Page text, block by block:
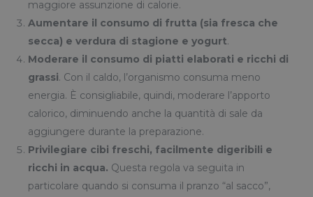
maggiore assunzione di calorie.
Aumentare il consumo di frutta (sia fresca che
secca) e verdura di stagione e yogurt.
Moderare il consumo di piatti elaborati e ricchi di
grassi. Con il caldo, l’organismo consuma meno
energia. È consigliabile, quindi, moderare l’apporto
calorico, diminuendo anche la quantità di sale da
aggiungere durante la preparazione.
Privilegiare cibi freschi, facilmente digeribili e
ricchi in acqua. Questa regola va seguita in
particolare quando si consuma il pranzo “al sacco”,